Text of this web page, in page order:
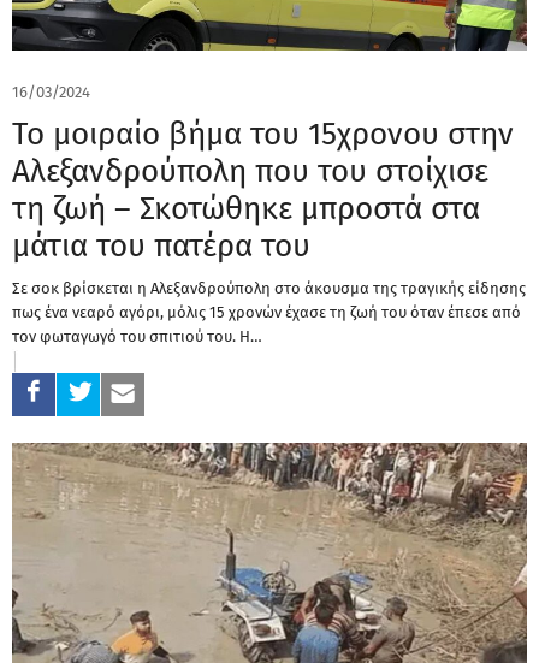
16/03/2024
Το μοιραίο βήμα του 15χρονου στην
Αλεξανδρούπολη που του στοίχισε
τη ζωή – Σκοτώθηκε μπροστά στα
μάτια του πατέρα του
Σε σοκ βρίσκεται η Αλεξανδρούπολη στο άκουσμα της τραγικής είδησης
πως ένα νεαρό αγόρι, μόλις 15 χρονών έχασε τη ζωή του όταν έπεσε από
τον φωταγωγό του σπιτιού του. Η…